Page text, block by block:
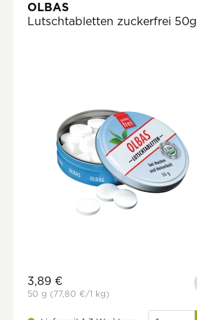
OLBAS
Lutschtabletten zuckerfrei 50g
3,89 €
50 g (77,80 €/1 kg)